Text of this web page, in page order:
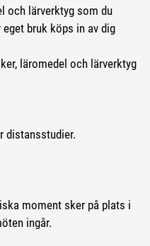
och lärverktyg som du
bruk köps in av dig
läromedel och lärverktyg
distansstudier.
moment sker på plats i
ingår.